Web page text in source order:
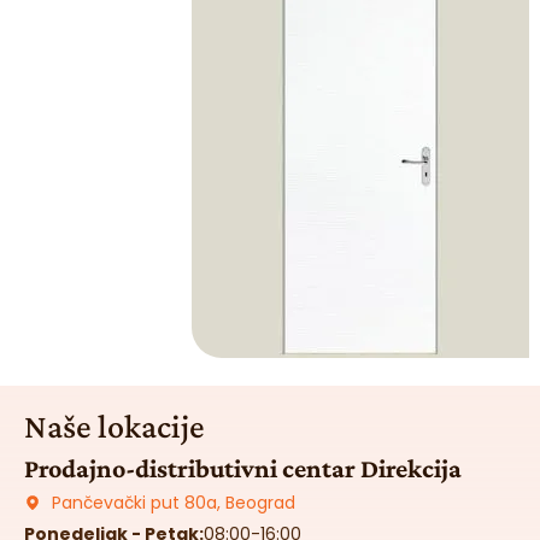
Naše lokacije
Prodajno-distributivni centar Direkcija
Pančevački put 80a, Beograd
Ponedeljak - Petak:08:00-16:00